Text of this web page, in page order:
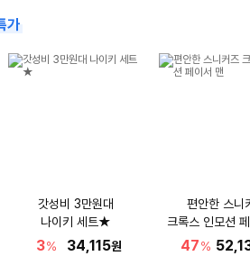
가
갓성비 3만원대
나이키 세트★
3% 34,115원
편안한 스니
크록스 인모션
47%